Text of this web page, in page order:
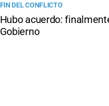
FIN DEL CONFLICTO
Hubo acuerdo:
Gobierno